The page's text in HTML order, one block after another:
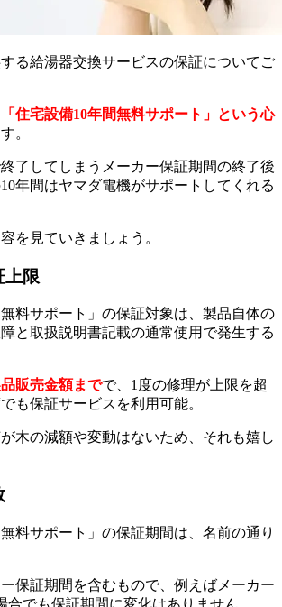
る給湯器交換サービスの保証についてご
「住宅設備10年間無料サポート」という心
。
了してしまうメーカー保証期間の終了後
年間はヤマダ電機がサポートしてくれる
を見ていきましょう。
上限
無料サポート」の保証対象は、製品自体の
と取扱説明書記載の通常使用で発生する
販売金額までで、1度の修理が上限を超
も保証サービスを利用可能。
木の減額や変動はないため、それも嬉し
無料サポート」の保証期間は、名前の通り
保証期間を含むもので、例えばメーカー
合でも保証期間に変化はありません。